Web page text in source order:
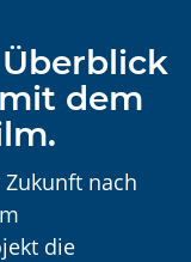
dem
nach
die